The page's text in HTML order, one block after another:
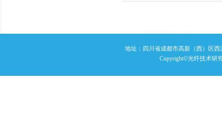
地址：四川省成都市高新（西）区西
Copyright©光纤技术研